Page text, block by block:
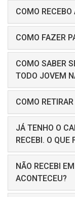
COMO
COMO FAZER
COMO SABER
TODO JOVEM
COMO
JÁ TENHO O
RECEBI. O QUE
NÃO RECEBI
ACONTECEU?